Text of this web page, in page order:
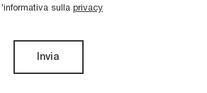
sulla privacy
Invia